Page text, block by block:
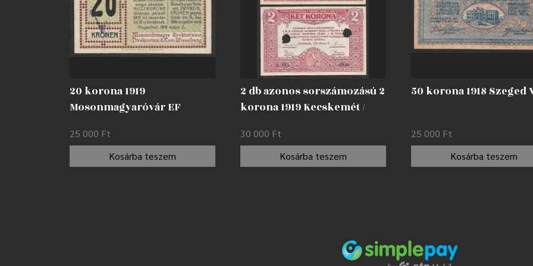
20 korona 1919
Mosonmagyaróvár EF
25 000 Ft
Kosárba teszem
2 db azonos sorszámozású 2
korona 1919 Kecskemét /
érvénytelenítve AUNC
30 000 Ft
Kosárba teszem
50 korona 1918 Szeged
25 000 Ft
Kosárba teszem